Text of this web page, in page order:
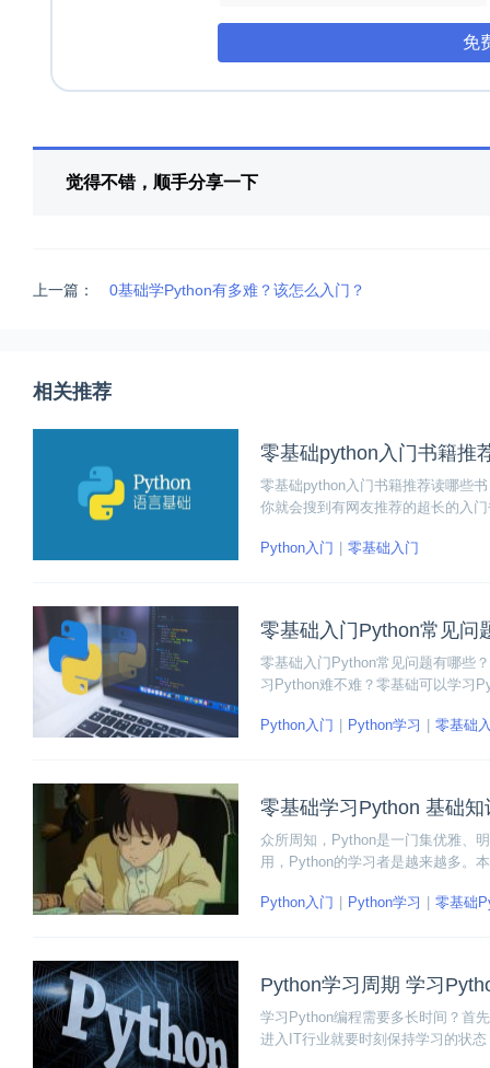
免
觉得不错，顺手分享一下
上一篇： 0基础学Python有多难？该怎么入门？
相关推荐
零基础python入门书籍推
零基础python入门书籍推荐读哪些
你就会搜到有网友推荐的超长的入
Python入门
零基础入门
零基础入门Python常见问
零基础入门Python常见问题有哪些
习Python难不难？零基础可以学习
Python入门
Python学习 零基础
零基础学习Python 基础知
众所周知，Python是一门集优雅、
用，Python的学习者是越来越多。
下去吧！
Python入门 Python学习 零基础
Python学习周期 学习
学习Python编程需要多长时间？首
进入IT行业就要时刻保持学习的状